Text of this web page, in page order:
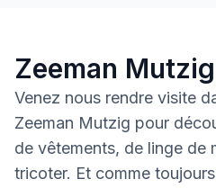
Zeeman Mutzig
Venez nous rendre visite
Zeeman Mutzig pour
de vêtements, de linge de
tricoter. Et comme